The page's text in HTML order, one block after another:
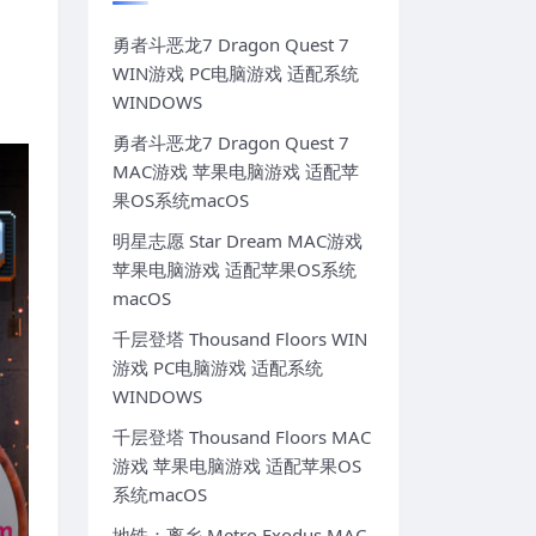
勇者斗恶龙7 Dragon Quest 7
WIN游戏 PC电脑游戏 适配系统
WINDOWS
勇者斗恶龙7 Dragon Quest 7
MAC游戏 苹果电脑游戏 适配苹
果OS系统macOS
明星志愿 Star Dream MAC游戏
苹果电脑游戏 适配苹果OS系统
macOS
千层登塔 Thousand Floors WIN
游戏 PC电脑游戏 适配系统
WINDOWS
千层登塔 Thousand Floors MAC
游戏 苹果电脑游戏 适配苹果OS
系统macOS